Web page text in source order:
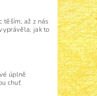
těším, až z nás
jak to
úplně
chuť